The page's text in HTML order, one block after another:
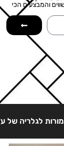
והמבצעים הכי
לגלריה של